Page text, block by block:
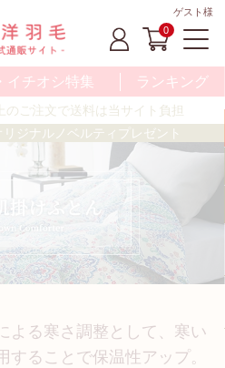
ゲスト様
0
イチオシ特集 ランキング
ご注文で送料は当サイト負担
ジナルノベルティプレゼント
よる寒さ調整として、寒い
ることで保温性アップ。